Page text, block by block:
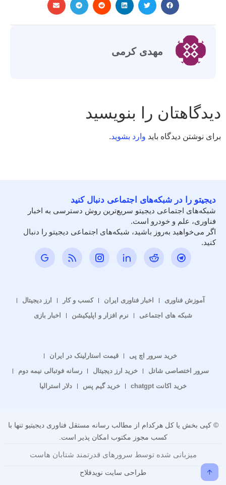
مهدی کرمی
دیدگاهتان را بنویسید
برای نوشتن دیدگاه باید وارد بشوید.
دیجیتو را در شبکه‌های اجتماعی دنبال کنید
شبکه‌های اجتماعی دیجیتو سریع‌ترین روش دسترسی به اخبار
فناوری، علم و خودرو است.
اگر می‌خواهید به‌روز باشید، شبکه‌های اجتماعی دیجیتو را دنبال
کنید.
آموزش فناوری اخبار فناوری ایران کسب و کار
ارز دیجیتال
شبکه های اجتماعی
نرم افزار و اپلیکیشن اخبار بازی
خرید سرور اچ پی
قیمت استارلینک در ایران
سرور اختصاصی شاتل
خرید ارز دیجیتال
رسانه فوتبالی نیمه دوم
خرید اکانت chatgpt
خرید گیم پس دلار استرالیا
© کپی بخش یا کل هرکدام از مطالب رسانه مستقل فناوری دیجیتیو تنها با
کسب مجوز مکتوب امکان پذیر است.
میزبانی شده توسط سرورهای قدرتمند شتابان هاست
طراحی سایت نویدفلاح